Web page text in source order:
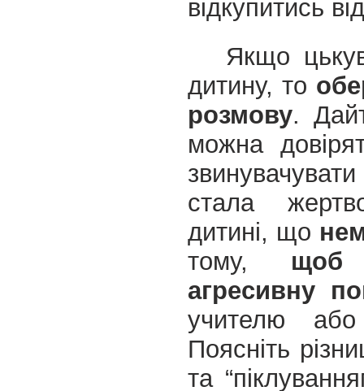
відкупитись
Якщо
дитину, то
розмову.
можна
стала
дитині, що
тому, щоб
агресивну
учителю
Поясніть
та